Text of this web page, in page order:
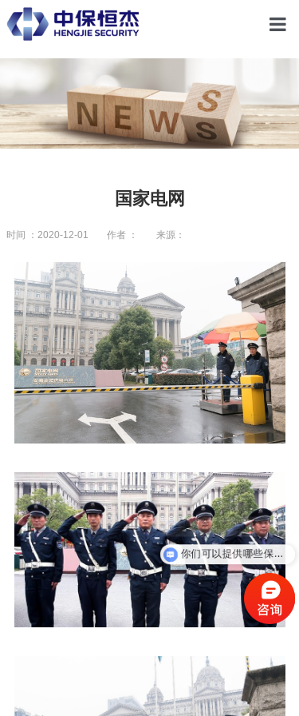
关
党
合
新
人
国家电网
时间 ：2020-12-01 作者 ： 来源：
你们可以提供哪些保安服务？
保安外包给你们怎么收费？